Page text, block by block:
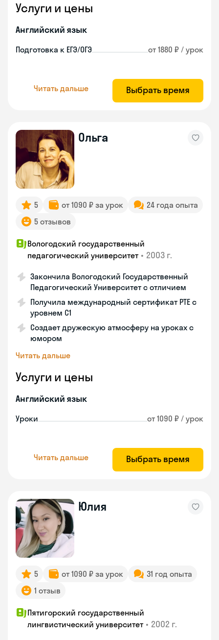
Услуги и цены
Английский язык
Подготовка к ЕГЭ/ОГЭ от 1880 ₽ / урок
Читать дальше Выбрать время
Ольга
5 от 1090 ₽ за урок
24 года опыта
5 отзывов
Вологодский государственный
педагогический университет • 2003 г.
Закончила Вологодский Государственный
Педагогический Университет с отличием
Получила международный сертификат PTE с
уровнем C1
Создает дружескую атмосферу на уроках с
юмором
Читать дальше
Услуги и цены
Английский язык
Уроки от 1090 ₽ / урок
Читать дальше Выбрать время
Юлия
5 от 1090 ₽ за урок
31 год опыта
1 отзыв
Пятигорский государственный
лингвистический университет • 2002 г.